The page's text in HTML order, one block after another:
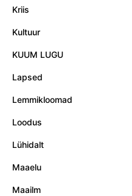
Kriis
Kultuur
KUUM LUGU
Lapsed
Lemmikloomad
Loodus
Lühidalt
Maaelu
Maailm